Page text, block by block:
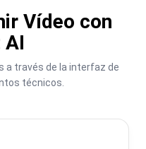
Vídeo con
AI
a través de la interfaz de
técnicos.